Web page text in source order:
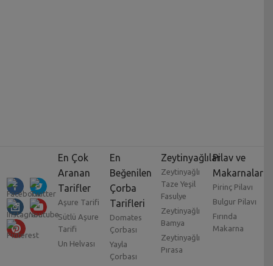
En Çok
Aranan
Tarifler
Aşure Tarifi
Sütlü Aşure
Tarifi
Un Helvası
En
Beğenilen
Çorba
Tarifleri
Domates
Çorbası
Yayla
Çorbası
Zeytinyağlılar
Zeytinyağlı
Taze Yeşil
Fasulye
Zeytinyağlı
Bamya
Zeytinyağlı
Pırasa
Pilav ve
Makarnalar
Pirinç Pilavı
Bulgur Pilavı
Fırında
Makarna